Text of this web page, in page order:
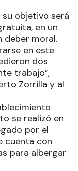
objetivo será
en un
deber moral.
en este
dos
trabajo”,
Zorrilla y al
se realizó en
por el
cuenta con
para albergar